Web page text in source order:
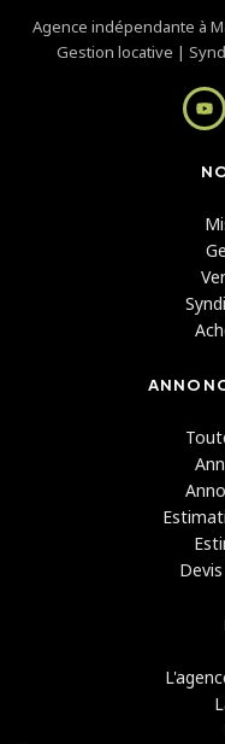
Agence indépendante à
Gestion locative |